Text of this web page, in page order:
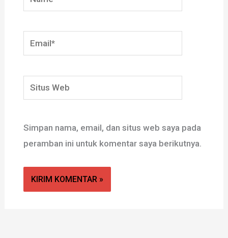
Email*
Situs
Web
Simpan nama, email, dan situs web saya pada
peramban ini untuk komentar saya berikutnya.